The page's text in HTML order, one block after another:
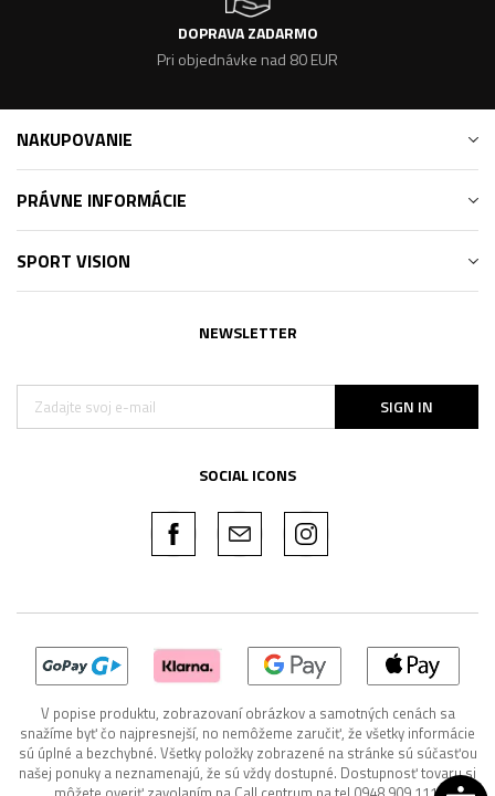
DOPRAVA ZADARMO
Pri objednávke nad 80 EUR
NAKUPOVANIE
PRÁVNE INFORMÁCIE
SPORT VISION
NEWSLETTER
SIGN IN
SOCIAL ICONS
V popise produktu, zobrazovaní obrázkov a samotných cenách sa
snažíme byť čo najpresnejší, no nemôžeme zaručiť, že všetky informácie
sú úplné a bezchybné. Všetky položky zobrazené na stránke sú súčasťou
našej ponuky a neznamenajú, že sú vždy dostupné. Dostupnosť tovaru si